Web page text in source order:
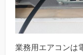
業務用エアコンは